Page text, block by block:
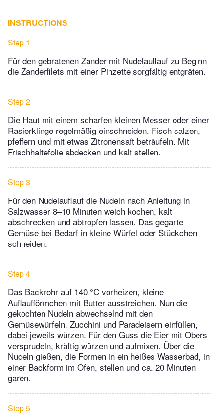
INSTRUCTIONS
Step 1
Für den gebratenen Zander mit Nudelauflauf zu Beginn
die Zanderfilets mit einer Pinzette sorgfältig entgräten.
Step 2
Die Haut mit einem scharfen kleinen Messer oder einer
Rasierklinge regelmäßig einschneiden. Fisch salzen,
pfeffern und mit etwas Zitronensaft beträufeln. Mit
Frischhaltefolie abdecken und kalt stellen.
Step 3
Für den Nudelauflauf die Nudeln nach Anleitung in
Salzwasser 8–10 Minuten weich kochen, kalt
abschrecken und abtropfen lassen. Das gegarte
Gemüse bei Bedarf in kleine Würfel oder Stückchen
schneiden.
Step 4
Das Backrohr auf 140 °C vorheizen, kleine
Auflaufförmchen mit Butter ausstreichen. Nun die
gekochten Nudeln abwechselnd mit den
Gemüsewürfeln, Zucchini und Paradeisern einfüllen,
dabei jeweils würzen. Für den Guss die Eier mit Obers
versprudeln, kräftig würzen und aufmixen. Über die
Nudeln gießen, die Formen in ein heißes Wasserbad, in
einer Backform im Ofen, stellen und ca. 20 Minuten
garen.
Step 5